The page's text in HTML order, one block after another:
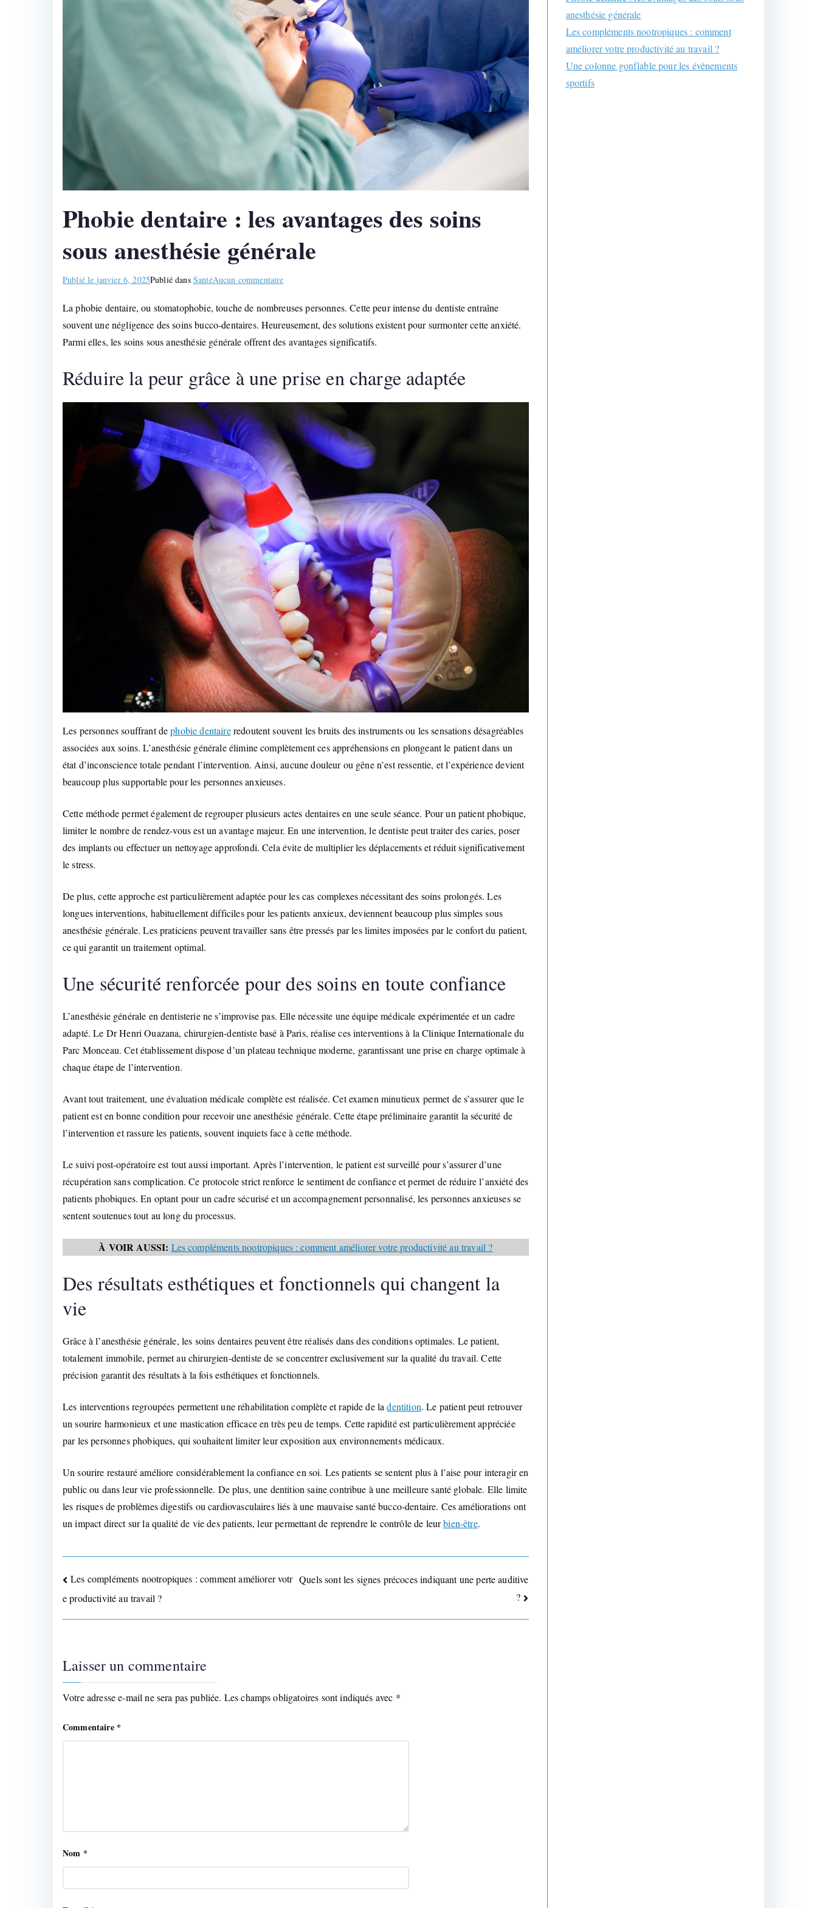
Phobie dentaire : les avantages des soins
sous anesthésie générale
Publié le janvier 6, 2025Publié dans SantéAucun commentairesur
dentaire
:
les
soins
sous
anesthésie
générale
La phobie dentaire, ou stomatophobie, touche de nombreuses personnes. Cette peur intense du dentiste entraîne
souvent une négligence des soins bucco-dentaires. Heureusement, des solutions existent pour surmonter cette anxiété.
Parmi elles, les soins sous anesthésie générale offrent des avantages significatifs.
Réduire la peur grâce à une prise en charge adaptée
Les personnes souffrant dephobie dentaireredoutent souvent les bruits des instruments ou les sensations désagréables
associées aux soins. L’anesthésie générale élimine complètement ces appréhensions en plongeant le patient dans un
état d’inconscience totale pendant l’intervention. Ainsi, aucune douleur ou gêne n’est ressentie, et l’expérience devient
beaucoup plus supportable pour les personnes anxieuses.
Cette méthode permet également de regrouper plusieurs actes dentaires en une seule séance. Pour un patient phobique,
limiter le nombre de rendez-vous est un avantage majeur. En une intervention, le dentiste peut traiter des caries, poser
des implants ou effectuer un nettoyage approfondi. Cela évite de multiplier les déplacements et réduit significativement
le stress.
De plus, cette approche est particulièrement adaptée pour les cas complexes nécessitant des soins prolongés. Les
longues interventions, habituellement difficiles pour les patients anxieux, deviennent beaucoup plus simples sous
anesthésie générale. Les praticiens peuvent travailler sans être pressés par les limites imposées par le confort du patient,
ce qui garantit un traitement optimal.
Une sécurité renforcée pour des soins en toute confiance
L’anesthésie générale en dentisterie ne s’improvise pas. Elle nécessite une équipe médicale expérimentée et un cadre
adapté. Le Dr Henri Ouazana, chirurgien-dentiste basé à Paris, réalise ces interventions à la Clinique Internationale du
Parc Monceau. Cet établissement dispose d’un plateau technique moderne, garantissant une prise en charge optimale à
chaque étape de l’intervention.
Avant tout traitement, une évaluation médicale complète est réalisée. Cet examen minutieux permet de s’assurer que le
patient est en bonne condition pour recevoir une anesthésie générale. Cette étape préliminaire garantit la sécurité de
l’intervention et rassure les patients, souvent inquiets face à cette méthode.
Le suivi post-opératoire est tout aussi important. Après l’intervention, le patient est surveillé pour s’assurer d’une
récupération sans complication. Ce protocole strict renforce le sentiment de confiance et permet de réduire l’anxiété des
patients phobiques. En optant pour un cadre sécurisé et un accompagnement personnalisé, les personnes anxieuses se
sentent soutenues tout au long du processus.
À VOIR AUSSI: Les compléments nootropiques : comment améliorer votre productivité au travail ?
Des résultats esthétiques et fonctionnels qui changent la
vie
Grâce à l’anesthésie générale, les soins dentaires peuvent être réalisés dans des conditions optimales. Le patient,
totalement immobile, permet au chirurgien-dentiste de se concentrer exclusivement sur la qualité du travail. Cette
précision garantit des résultats à la fois esthétiques et fonctionnels.
Les interventions regroupées permettent une réhabilitation complète et rapide de ladentition. Le patient peut retrouver
un sourire harmonieux et une mastication efficace en très peu de temps. Cette rapidité est particulièrement appréciée
par les personnes phobiques, qui souhaitent limiter leur exposition aux environnements médicaux.
Un sourire restauré améliore considérablement la confiance en soi. Les patients se sentent plus à l’aise pour interagir en
public ou dans leur vie professionnelle. De plus, une dentition saine contribue à une meilleure santé globale. Elle limite
les risques de problèmes digestifs ou cardiovasculaires liés à une mauvaise santé bucco-dentaire. Ces améliorations ont
un impact direct sur la qualité de vie des patients, leur permettant de reprendre le contrôle de leurbien-être.
Navigation
de
Les compléments nootropiques : comment améliorer votr
e productivité au travail ?
Quels sont les signes précoces indiquant une perte auditive
?
Laisser un commentaire
Votre adresse e-mail ne sera pas publiée. Les champs obligatoires sont indiqués avec *
Commentaire *
Nom *
anesthésie générale
Les compléments nootropiques : comment
améliorer votre productivité au travail ?
Une colonne gonflable pour les évènements
sportifs